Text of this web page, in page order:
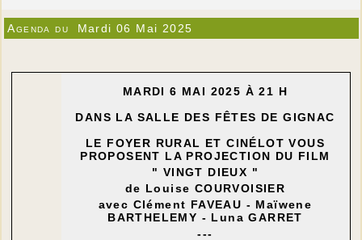
Agenda du Mardi 06 Mai 2025
MARDI 6 MAI 2025 À 21 H
DANS LA SALLE DES FÊTES DE GIGNAC
LE FOYER RURAL ET CINÉLOT VOUS
PROPOSENT LA PROJECTION DU FILM
" VINGT DIEUX "
de Louise COURVOISIER
avec Clément FAVEAU - Maïwene
BARTHELEMY - Luna GARRET
---